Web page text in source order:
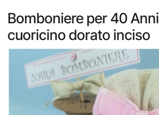
Bomboniere per 40 Anni
cuoricino dorato inciso